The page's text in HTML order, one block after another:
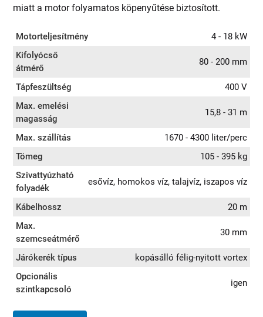
miatt a motor folyamatos köpenyűtése biztosított.
Motorteljesítmény
4 - 18 kW
Kifolyócső
átmérő
80 - 200 mm
Tápfeszültség
400 V
Max. emelési
magasság
15,8 - 31 m
Max. szállítás
1670 - 4300 liter/perc
Tömeg
105 - 395 kg
Szivattyúzható
folyadék
esővíz, homokos víz, talajvíz, iszapos víz
Kábelhossz
20 m
Max.
szemcseátmérő
30 mm
Járókerék típus
kopásálló félig-nyitott vortex
Opcionális
szintkapcsoló
igen